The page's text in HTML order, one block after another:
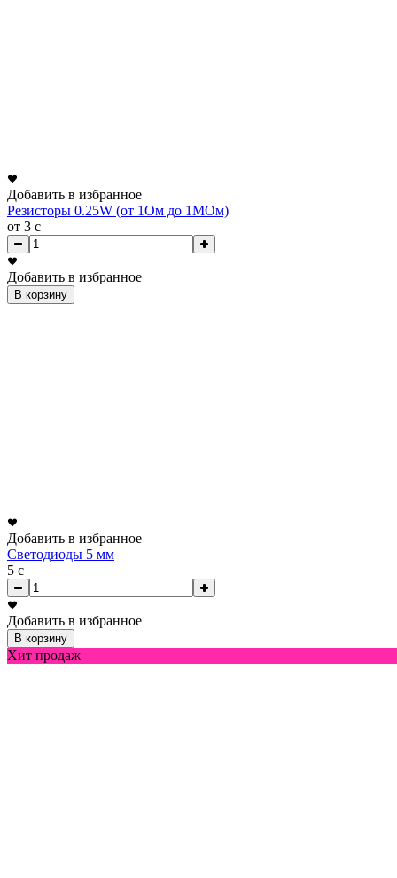
Добавить в избранное
Резисторы 0.25W (от 1Ом до 1МОм)
от 3 c
Добавить в избранное
В корзину
Добавить в избранное
Светодиоды 5 мм
5 c
Добавить в избранное
В корзину
Хит продаж